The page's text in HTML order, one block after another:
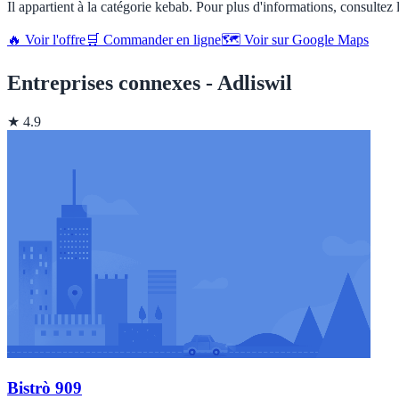
Il appartient à la catégorie kebab. Pour plus d'informations, consultez
🔥 Voir l'offre🛒 Commander en ligne🗺️ Voir sur Google Maps
Entreprises connexes - Adliswil
★ 4.9
Bistrò 909